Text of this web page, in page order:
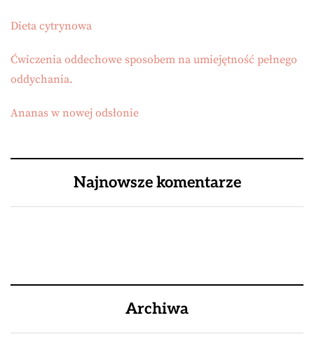
Dieta cytrynowa
Ćwiczenia oddechowe sposobem na umiejętność pełnego
oddychania.
Ananas w nowej odsłonie
Najnowsze komentarze
Archiwa